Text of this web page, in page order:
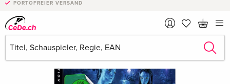
PORTOFREIER VERSAND
›